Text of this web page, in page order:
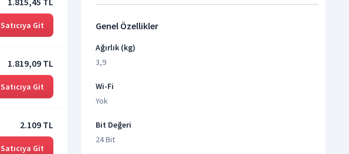
Satıcıya Git
1.819,09 TL
Satıcıya Git
2.109 TL
Satıcıya Git
Genel Özellikler
Ağırlık (kg)
3,9
Wi-Fi
Yok
Bit Değeri
24 Bit